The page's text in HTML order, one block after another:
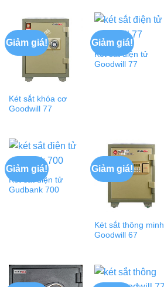
Giảm giá!
Két sắt khóa cơ
Goodwill 77
Giảm giá!
Két sắt điện tử
Goodwill 77
Giảm giá!
Két sắt điện tử
Gudbank 700
Giảm giá!
Két sắt thông minh
Goodwill 67